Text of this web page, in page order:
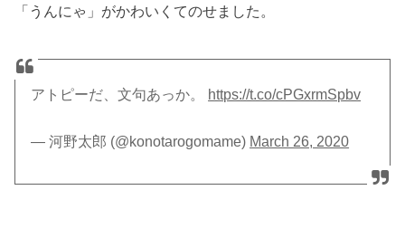
「うんにゃ」がかわいくてのせました。
アトピーだ、文句あっか。 https://t.co/cPGxrmSpbv
— 河野太郎 (@konotarogomame) March 26, 2020